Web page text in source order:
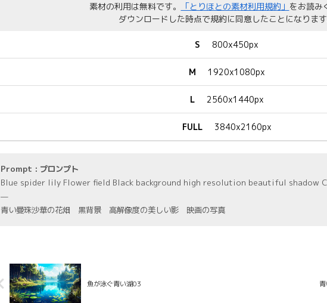
素材の利用は無料です。
「とりほとの素材利用規約」 をお読み
ダウンロードした時点で規約に同意したことになります
S 800x450px
M 1920x1080px
L 2560x1440px
FULL 3840x2160px
Prompt : プロンプト
Blue spider lily Flower field Black background high resolution beautiful shadow
—
青い曼珠沙華の花畑 黒背景 高解像度の美しい影 映画の写真
魚が泳ぐ青い湖03